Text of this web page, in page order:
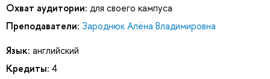
Охват аудитории: для своего кампуса
Преподаватели: Зароднюк Алёна Владимировна
Язык: английский
Кредиты: 4